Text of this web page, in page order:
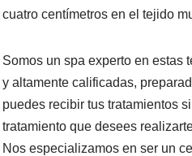
cuatro centímetros en el tejido
Somos un spa experto en estas
y altamente calificadas,
puedes recibir tus tratamientos
tratamiento que desees
Nos especializamos en ser un